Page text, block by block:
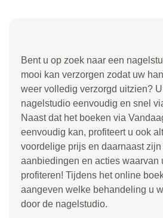
Bent u op zoek naar een
mooi kan verzorgen zodat uw
weer volledig verzorgd uitzien?
nagelstudio eenvoudig en snel
Naast dat het boeken via
eenvoudig kan, profiteert u ook
voordelige prijs en daarnaast
aanbiedingen en acties waarvan
profiteren! Tijdens het online
aangeven welke behandeling u
door de nagelstudio.